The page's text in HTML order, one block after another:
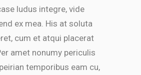
ludus integre, vide
ex mea. His at soluta
cum et atqui placerat
amet nonumy periculis
temporibus eam cu,